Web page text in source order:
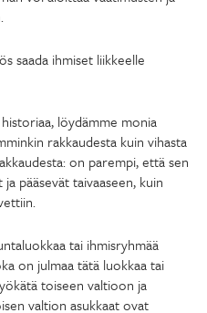
saada ihmiset liikkeelle
löydämme monia
rakkaudesta kuin vihasta
on parempi, että sen
pääsevät taivaaseen, kuin
tai ihmisryhmää
on julmaa tätä luokkaa tai
toiseen valtioon ja
valtion asukkaat ovat